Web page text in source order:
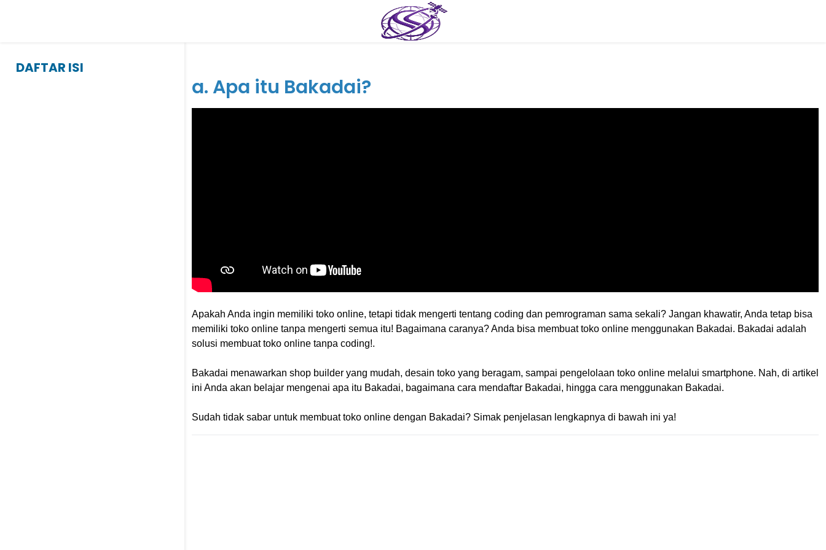
DAFTAR ISI
a. Apa itu Bakadai?
Apakah Anda ingin memiliki toko online, tetapi tidak mengerti tentang coding dan pemrograman sama sekali? Jangan khawatir, Anda tetap bisa
memiliki toko online tanpa mengerti semua itu! Bagaimana caranya? Anda bisa membuat toko online menggunakan Bakadai. Bakadai adalah
solusi membuat toko online tanpa coding!.
Bakadai menawarkan shop builder yang mudah, desain toko yang beragam, sampai pengelolaan toko online melalui smartphone. Nah, di artikel
ini Anda akan belajar mengenai apa itu Bakadai, bagaimana cara mendaftar Bakadai, hingga cara menggunakan Bakadai.
Sudah tidak sabar untuk membuat toko online dengan Bakadai? Simak penjelasan lengkapnya di bawah ini ya!